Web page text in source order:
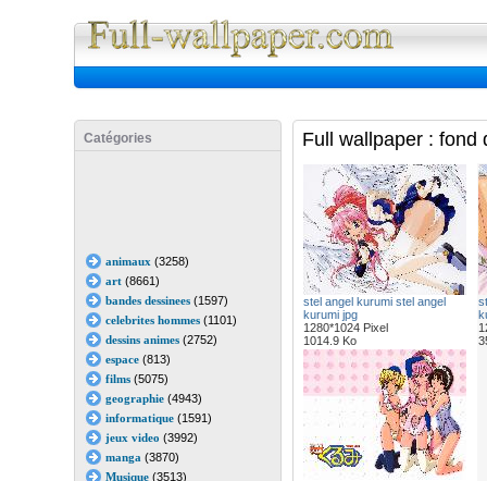
Catégories
animaux (3258)
art(8661)
bandes dessinees(1597)
celebrites hommes(1101)
dessins animes(2752)
espace(813)
films(5075)
geographie(4943)
informatique(1591)
jeux video (3992)
manga (3870)
Musique(3513)
Full wallpaper : fond
stel angel kurumi stel angel
kurumi jpg
1280*1024 Pixel
1014.9 Ko